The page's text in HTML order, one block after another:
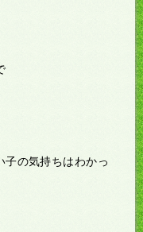
子の気持ちはわかっ